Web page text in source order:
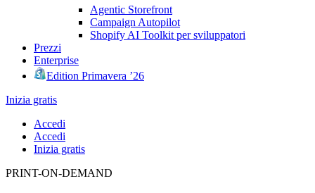
Agentic Storefront
Campaign Autopilot
Shopify AI Toolkit per sviluppatori
Prezzi
Enterprise
Edition Primavera ’26
Inizia gratis
Accedi
Accedi
Inizia gratis
PRINT-ON-DEMAND